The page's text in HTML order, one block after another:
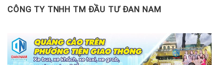
CÔNG TY TNHH TM ĐẦU TƯ ĐAN NAM